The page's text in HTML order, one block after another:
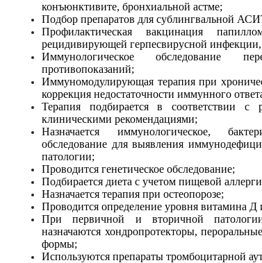
конъюнктивите, бронхиальной астме;
Подбор препаратов для сублингвальной
Профилактическая вакцинация
рецидивирующей герпесвирусной
Иммунологическое обследование
противопоказаний;
Иммуномодулирующая терапия при
коррекция недостаточности иммунного
Терапия подбирается в соответствии
клиническими рекомендациями;
Назначается иммунологическое,
обследование для выявления
патологии;
Проводится генетическое обследование;
Подбирается диета с учетом пищевой
Назначается терапия при остеопорозе;
Проводится определение уровня витамина
При первичной и вторичной
назначаются хондропротекторы,
формы;
Используются препараты тромбоцитарной